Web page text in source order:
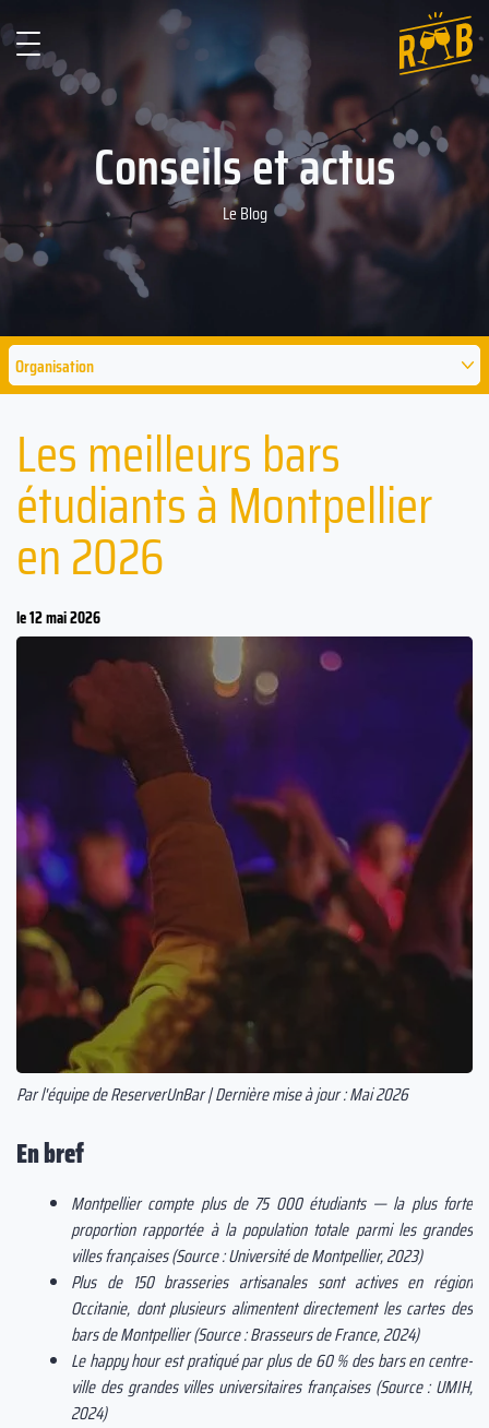
Conseils et actus
Le Blog
Organisation
Les meilleurs bars
étudiants à Montpellier
en 2026
le 12 mai 2026
Par l'équipe de ReserverUnBar | Dernière mise à jour : Mai 2026
En bref
Montpellier compte plus de 75 000 étudiants — la plus forte
proportion rapportée à la population totale parmi les grandes
villes françaises (Source : Université de Montpellier, 2023)
Plus de 150 brasseries artisanales sont actives en région
Occitanie, dont plusieurs alimentent directement les cartes des
bars de Montpellier (Source : Brasseurs de France, 2024)
Le happy hour est pratiqué par plus de 60 % des bars en centre-
ville des grandes villes universitaires françaises (Source : UMIH,
2024)